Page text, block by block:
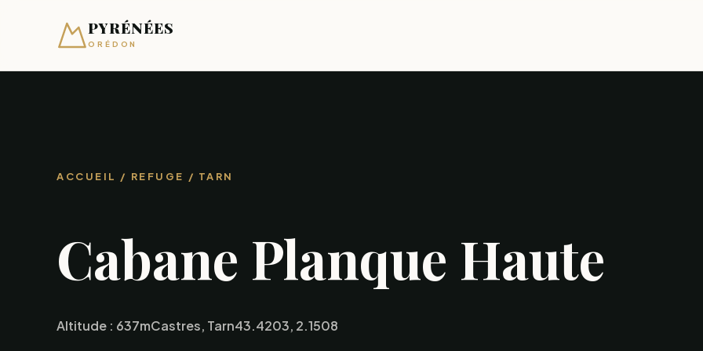
PYRÉNÉES
ORÉDON
ACCUEIL / REFUGE / TARN
Cabane Planque Haute
Altitude : 637mCastres, Tarn43.4203, 2.1508